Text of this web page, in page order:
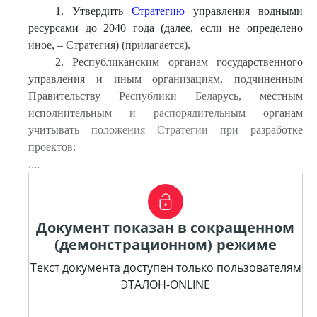
1. Утвердить Стратегиюуправления водными
ресурсами до 2040 года (далее, если не определено
иное, – Стратегия) (прилагается).
2. Республиканским органам государственного
управления и иным организациям, подчиненным
Правительству Республики Беларусь, местным
исполнительным и распорядительным органам
учитывать положения Стратегии при разработке
проектов:
....
Документ показан в сокращенном
(демонстрационном) режиме
Текст документа доступен только пользователям
ЭТАЛОН-ONLINE